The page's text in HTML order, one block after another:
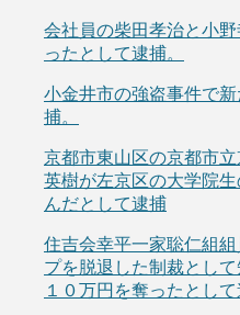
会社員の柴田孝治と小
ったとして逮捕。
小金井市の強盗事件で
捕。
京都市東山区の京都市
英樹が左京区の大学院
んだとして逮捕
住吉会幸平一家聡仁組
プを脱退した制裁とし
１０万円を奪ったとして